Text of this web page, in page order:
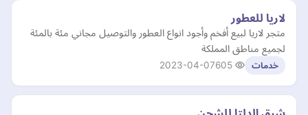
لاريا للعطور
متجر لاريا لبيع أفخم وأجود انواع العطور والتوصيل مجاني مئة بالمئة
لجميع مناطق المملكة
خدمات 2023-04-07